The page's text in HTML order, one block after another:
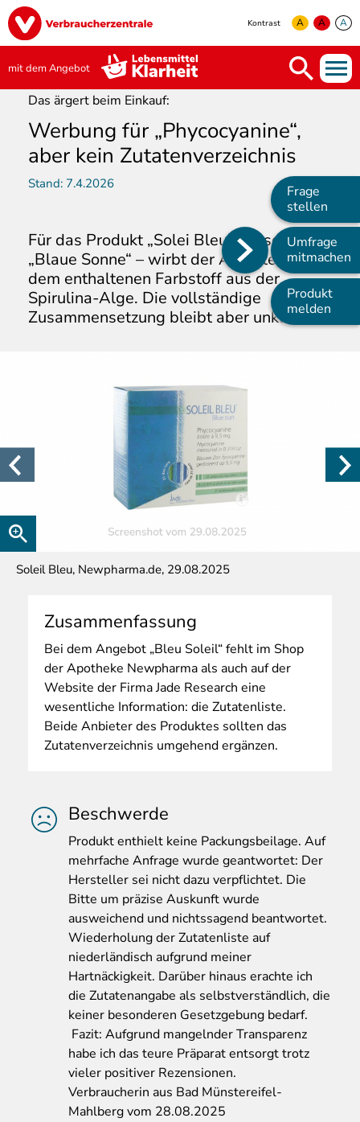
Direkt
zum
Inhalt
Image
Kontrast A A A
mit dem Angebot
Main
navigation
Frage
stellen
Umfrage
mitmachen
Produkt
melden
Das ärgert beim Einkauf:
Werbung für „Phycocyanine“,
aber kein Zutatenverzeichnis
Stand: 7.4.2026
Für das Produkt „Solei Bleu“ – also
„Blaue Sonne“ – wirbt der Anbieter mit
dem enthaltenen Farbstoff aus der
Spirulina-Alge. Die vollständige
Zusammensetzung bleibt aber unklar.
Soleil Bleu, Newpharma.de, 29.08.2025
Zusammenfassung
Bei dem Angebot „Bleu Soleil“ fehlt im Shop
der Apotheke Newpharma als auch auf der
Website der Firma Jade Research eine
wesentliche Information: die Zutatenliste.
Beide Anbieter des Produktes sollten das
Zutatenverzeichnis umgehend ergänzen.
Beschwerde
Produktenthielt keine Packungsbeilage. Auf
mehrfache Anfrage wurde geantwortet: Der
Hersteller sei nicht dazu verpflichtet. Die
Bitte um präzise Auskunft wurde
ausweichend und nichtssagend beantwortet.
Wiederholung der Zutatenliste auf
niederländisch aufgrund meiner
Hartnäckigkeit. Darüber hinaus erachte ich
die Zutatenangabe als selbstverständlich, die
keiner besonderen Gesetzgebung bedarf.
Fazit: Aufgrund mangelnder Transparenz
habe ich das teure Präparat entsorgt trotz
vieler positiver Rezensionen.
Verbraucherin aus Bad Münstereifel-
Mahlberg vom 28.08.2025